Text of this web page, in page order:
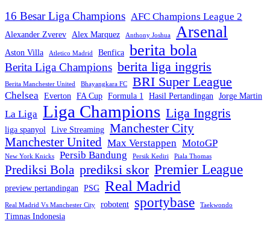
16 Besar Liga Champions AFC Champions League 2
Alexander Zverev Alex Marquez Anthony Joshua Arsenal
Aston Villa Atletico Madrid Benfica berita bola
Berita Liga Champions berita liga inggris
Berita Manchester United Bhayangkara FC BRI Super League
Chelsea Everton FA Cup Formula 1 Hasil Pertandingan Jorge Martin
La Liga Liga Champions Liga Inggris
liga spanyol Live Streaming Manchester City
Manchester United Max Verstappen MotoGP
New York Knicks Persib Bandung Persik Kediri Piala Thomas
Prediksi Bola prediksi skor Premier League
preview pertandingan PSG Real Madrid
Real Madrid Vs Manchester City robotent sportybase Taekwondo
Timnas Indonesia